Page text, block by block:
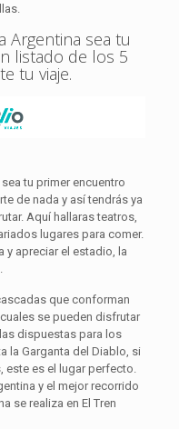
Argentina sea tu
listado de los 5
tu viaje.
tu primer encuentro
de nada y así tendrás ya
Aquí hallaras teatros,
lugares para comer.
y apreciar el estadio, la
que conforman
se pueden disfrutar
dispuestas para los
la Garganta del Diablo, si
este es el lugar perfecto.
y el mejor recorrido
se realiza en El Tren